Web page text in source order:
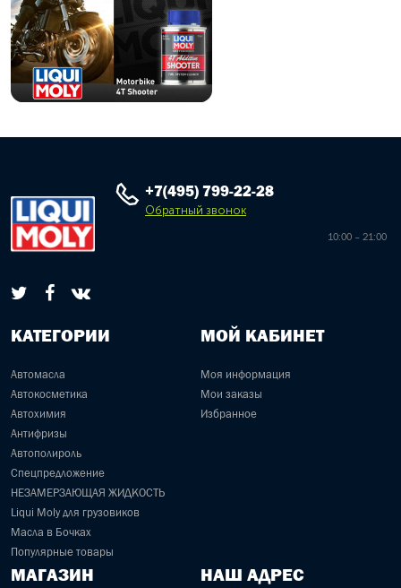
+7(495) 799-22-28
Обратный звонок
10:00 – 21:00
КАТЕГОРИИ
Автомасла
Автокосметика
Автохимия
Антифризы
Автополироль
Спецпредложение
НЕЗАМЕРЗАЮЩАЯ ЖИДКОСТЬ
Liqui Moly для грузовиков
Масла в Бочках
Популярные товары
МОЙ КАБИНЕТ
Моя информация
Мои заказы
Избранное
МАГАЗИН НАШ АДРЕС